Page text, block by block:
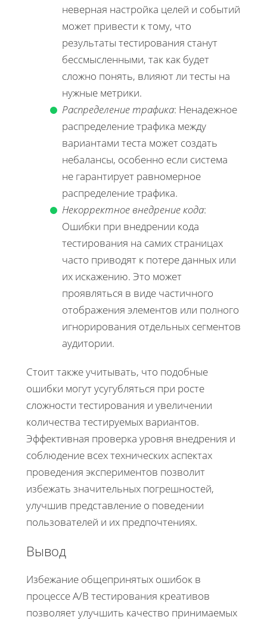
неверная настройка целей и событий
может привести к тому, что
результаты тестирования станут
бессмысленными, так как будет
сложно понять, влияют ли тесты на
нужные метрики.
Распределение трафика: Ненадежное
распределение трафика между
вариантами теста может создать
небалансы, особенно если система
не гарантирует равномерное
распределение трафика.
Некорректное внедрение кода:
Ошибки при внедрении кода
тестирования на самих страницах
часто приводят к потере данных или
их искажению. Это может
проявляться в виде частичного
отображения элементов или полного
игнорирования отдельных сегментов
аудитории.
Стоит также учитывать, что подобные
ошибки могут усугубляться при росте
сложности тестирования и увеличении
количества тестируемых вариантов.
Эффективная проверка уровня внедрения и
соблюдение всех технических аспектах
проведения экспериментов позволит
избежать значительных погрешностей,
улучшив представление о поведении
пользователей и их предпочтениях.
Вывод
Избежание общепринятых ошибок в
процессе A/B тестирования креативов
позволяет улучшить качество принимаемых